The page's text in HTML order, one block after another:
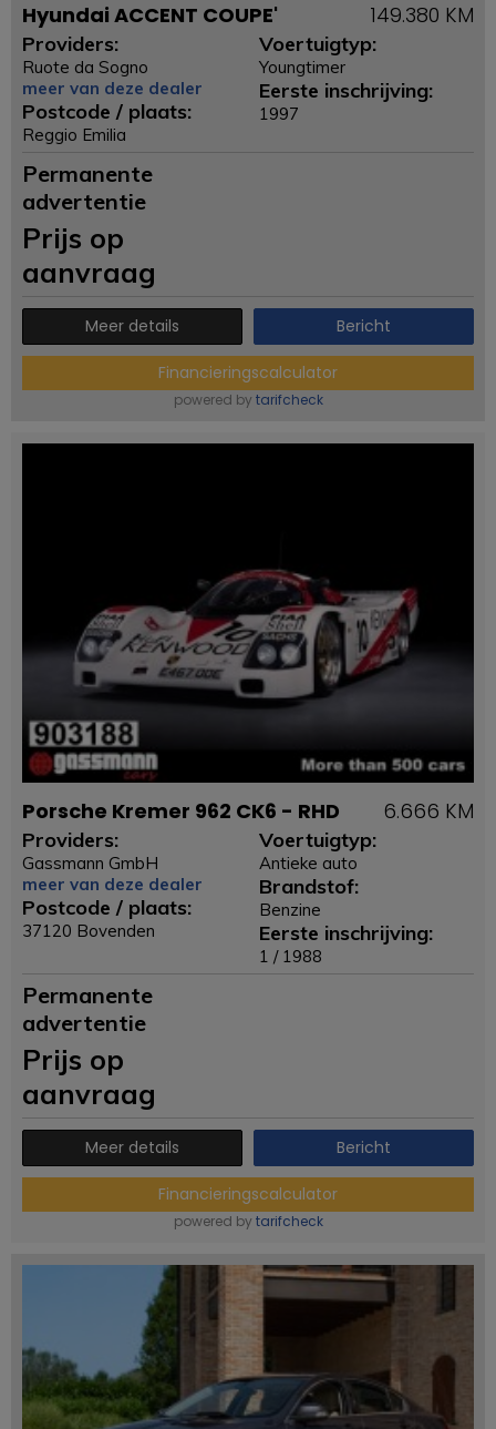
Hyundai ACCENT COUPE' 149.380 KM
Providers:
Ruote da Sogno
meer van deze dealer
Postcode / plaats:
Reggio Emilia
Voertuigtyp:
Youngtimer
Eerste inschrijving:
1997
Permanente
advertentie
Prijs op
aanvraag
Meer details Bericht
Financieringscalculator
powered by tarifcheck
Porsche Kremer 962 CK6 - RHD 6.666 KM
Providers:
Gassmann GmbH
meer van deze dealer
Postcode / plaats:
37120 Bovenden
Voertuigtyp:
Antieke auto
Brandstof:
Benzine
Eerste inschrijving:
1 / 1988
Permanente
advertentie
Prijs op
aanvraag
Meer details Bericht
Financieringscalculator
powered by tarifcheck